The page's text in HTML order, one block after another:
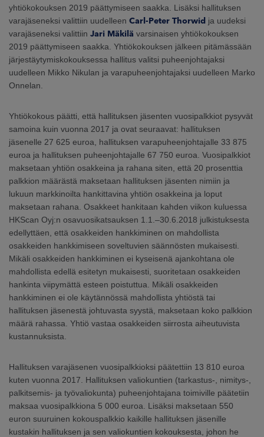
yhtiökokouksen 2019 päättymiseen saakka. Lisäksi hallituksen
varajäseneksi valittiin uudelleen Carl-Peter Thorwid ja uudeksi
varajäseneksi valittiin Jari Mäkilä varsinaisen yhtiökokouksen
2019 päättymiseen saakka. Yhtiökokouksen jälkeen pitämässään
järjestäytymiskokouksessa hallitus valitsi puheenjohtajaksi
uudelleen Mikko Nikulan ja varapuheenjohtajaksi uudelleen Marko
Onnelan.
Yhtiökokous päätti, että hallituksen jäsenten vuosipalkkiot pysyvät
samoina kuin vuonna 2017 ja ovat seuraavat: hallituksen
jäsenelle 27 625 euroa, hallituksen varapuheenjohtajalle 33 875
euroa ja hallituksen puheenjohtajalle 67 750 euroa. Vuosipalkkiot
maksetaan yhtiön osakkeina ja rahana siten, että 20 prosenttia
palkkion määrästä maksetaan hallituksen jäsenten nimiin ja
lukuun markkinoilta hankittavina yhtiön osakkeina ja loput
maksetaan rahana. Osakkeet hankitaan kahden viikon kuluessa
HKScan Oyj:n osavuosikatsauksen 1.1.–30.6.2018 julkistuksesta
edellyttäen, että osakkeiden hankkiminen on mahdollista
osakkeiden hankkimiseen soveltuvien säännösten mukaisesti.
Mikäli osakkeiden hankkiminen ei kyseisenä ajankohtana ole
mahdollista edellä esitetyn mukaisesti, suoritetaan osakkeiden
hankinta viipymättä esteen poistuttua. Mikäli osakkeiden
hankkiminen ei ole käytännössä mahdollista yhtiöstä tai
hallituksen jäsenestä johtuvasta syystä, maksetaan koko palkkion
määrä rahassa. Yhtiö vastaa osakkeiden siirrosta aiheutuvista
kustannuksista.
Hallituksen varajäsenen vuosipalkkioksi päätettiin 13 810 euroa
kuten vuonna 2017. Hallituksen valiokuntien (tarkastus-, nimitys-,
palkitsemis- ja työvaliokunta) puheenjohtajana toimiville päätetiin
maksaa vuosipalkkiona 5 000 euroa. Lisäksi maksetaan 550
euron suuruinen kokouspalkkio kaikille hallituksen jäsenille
kustakin hallituksen ja sen valiokuntien kokouksesta, johon he